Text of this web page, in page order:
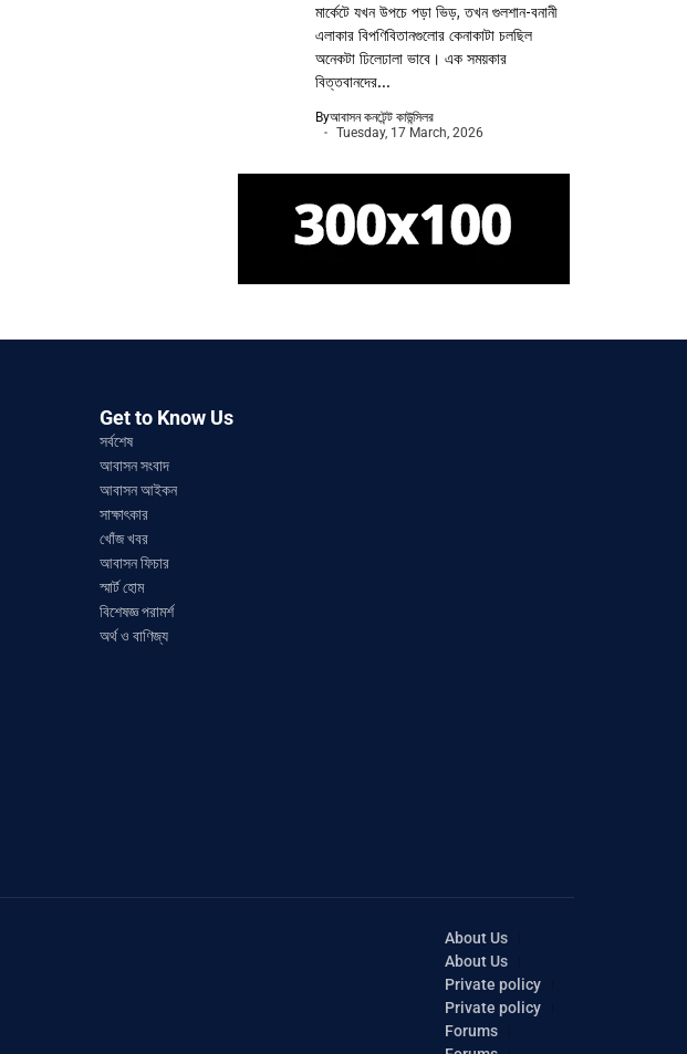
মার্কেটে যখন উপচে পড়া ভিড়, তখন গুলশান-বনানী
এলাকার বিপণিবিতানগুলোর কেনাকাটা চলছিল
অনেকটা ঢিলেঢালা ভাবে। এক সময়কার
বিত্তবানদের...
Byআবাসন কনটেন্ট কাউন্সিলর
Tuesday, 17 March, 2026
Get to Know Us
সর্বশেষ
আবাসন সংবাদ
আবাসন আইকন
সাক্ষাৎকার
খোঁজ খবর
আবাসন ফিচার
স্মার্ট হোম
বিশেষজ্ঞ পরামর্শ
অর্থ ও বাণিজ্য
About Us
About Us
Private policy
Private policy
Forums